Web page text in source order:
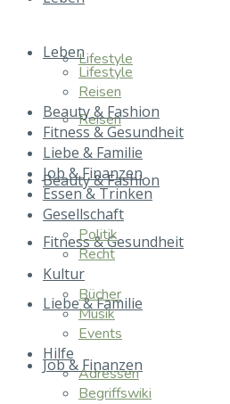
Lifestyle
Reisen
Beauty & Fashion
Fitness & Gesundheit
Liebe & Familie
Job & Finanzen
Leben
Lifestyle
Reisen
Beauty & Fashion
Fitness & Gesundheit
Liebe & Familie
Job & Finanzen
Essen & Trinken
Gesellschaft
Politik
Recht
Kultur
Bücher
Musik
Events
Hilfe
Adressen
Begriffswiki